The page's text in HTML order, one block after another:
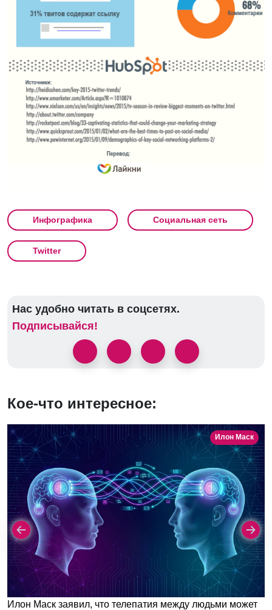
Инфографика Социальная сеть
Twitter
Нас удобно читать в соцсетях.
Подписывайся!
Кое-что интересное:
Илон Маск
Илон Маск заявил, что телепатия между людьми может